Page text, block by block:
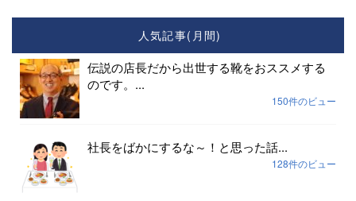
人気記事(月間)
伝説の店長だから出世する靴をおススメする
のです。...
150件のビュー
社長をばかにするな～！と思った話...
128件のビュー